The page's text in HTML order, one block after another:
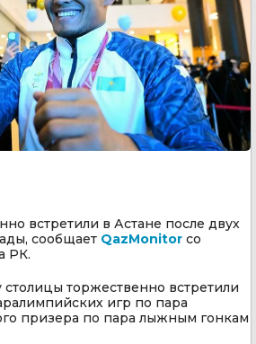
встретили в Астане после двух
сообщает QazMonitor со
РК.
столицы торжественно встретили
игр по пара
призера по пара лыжным гонкам